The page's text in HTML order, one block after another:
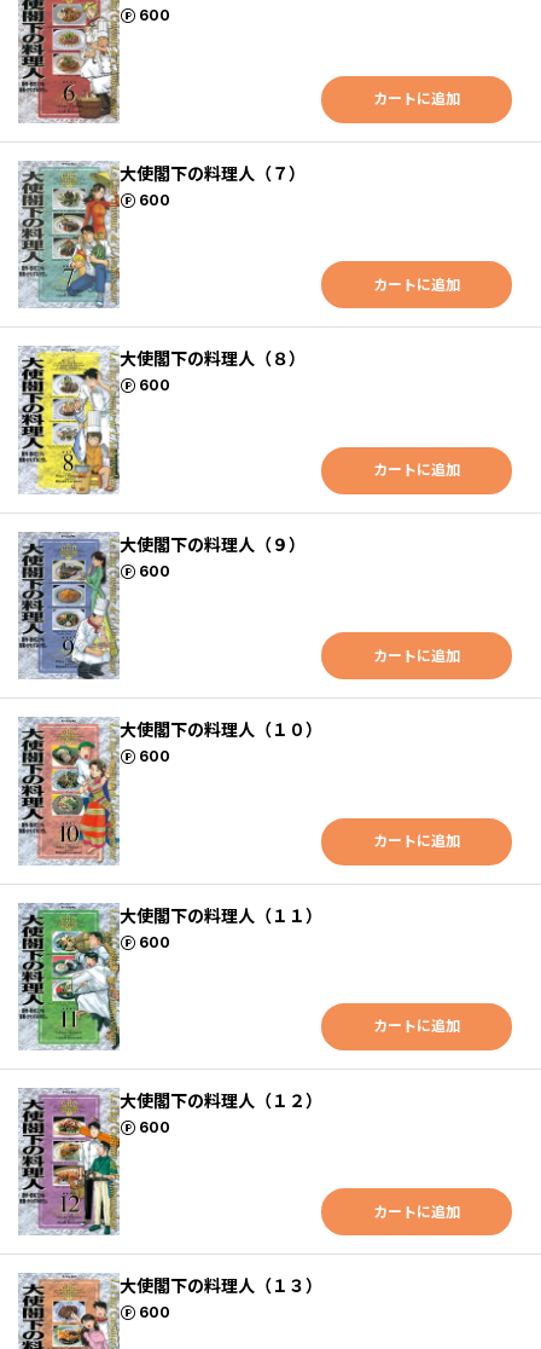
600
ポイント
カートに追加
大使閣下の料理人（７）
600
ポイント
カートに追加
大使閣下の料理人（８）
600
ポイント
カートに追加
大使閣下の料理人（９）
600
ポイント
カートに追加
大使閣下の料理人（１０）
600
ポイント
カートに追加
大使閣下の料理人（１１）
600
ポイント
カートに追加
大使閣下の料理人（１２）
600
ポイント
カートに追加
大使閣下の料理人（１３）
600
ポイント